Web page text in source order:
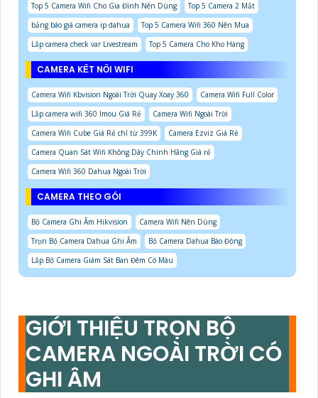
Top 5 Camera Wifi Cho Gia Đình Nên Dùng
Top 5 Camera 2 Mắt
bảng báo giá camera ip dahua
Top 5 Camera Wifi 360 Nên Mua
Lắp camera check var Livestream
Top 5 Camera Cho Kho Hàng
CAMERA KẾT NỐI WIFI
Camera Wifi Kbvision Ngoài Trời Quay Xoay 360
Camera Wifi Full Color
Lắp camera wifi 360 Imou Giá Rẻ
Camera Wifi Ngoài Trời
Camera Wifi Cube Giá Rẻ chỉ từ 399K
Camera Ezviz Giá Rẻ
Camera Quan Sát Wifi Không Dây Chính Hãng Giá rẻ
Camera Wifi 360 Dahua Ngoài Trời
CAMERA THEO GÓI
Bộ Camera Ghi Âm Hikvision
Camera Wifi Nên Dùng
Trọn Bộ Camera Dahua Ghi Âm
Bộ Camera Dahua Báo Động
Lắp Bộ Camera Giám Sát Ban Đêm Có Màu
GIỚI THIỆU TRỌN BỘ
CAMERA NGOÀI TRỜI CÓ
GHI ÂM